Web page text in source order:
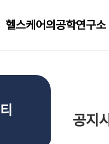
헬스케어의공학연구소
공지